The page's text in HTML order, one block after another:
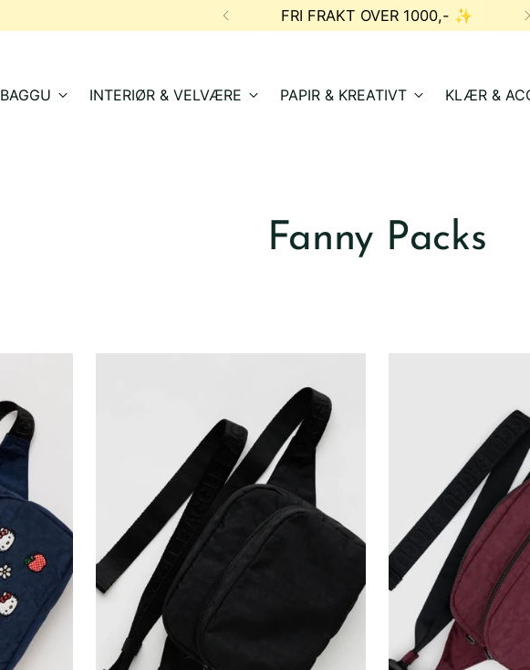
BAGGU INTERIØR & VELVÆRE PAPIR & KREATIVT KLÆR &
Fanny Packs